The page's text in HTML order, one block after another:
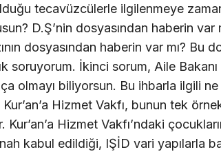
tecavüzcülerle ilgilenmeye
D.Ş’nin dosyasından haberin
dosyasından haberin var mı? Bu
soruyorum. İkinci sorum, Aile Bakanı
olmayı biliyorsun. Bu ihbarla ilgili
Kur’an’a Hizmet Vakfı, bunun tek
Kur’an’a Hizmet Vakfı’ndaki
kabul edildiği, IŞİD vari yapılarla